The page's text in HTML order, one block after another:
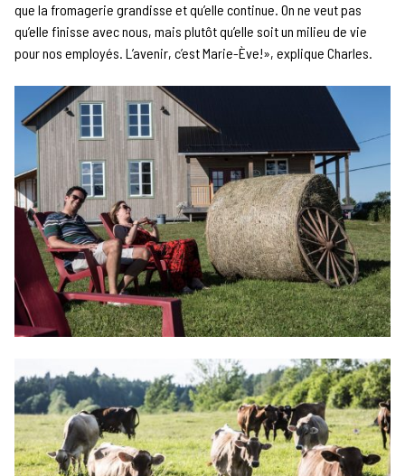
que la fromagerie grandisse et qu’elle continue. On ne veut pas
qu’elle finisse avec nous, mais plutôt qu’elle soit un milieu de vie
pour nos employés. L’avenir, c’est Marie-Ève!», explique Charles.